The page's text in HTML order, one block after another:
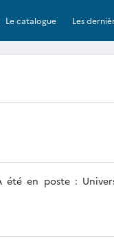
Le catalogue Les
en poste :